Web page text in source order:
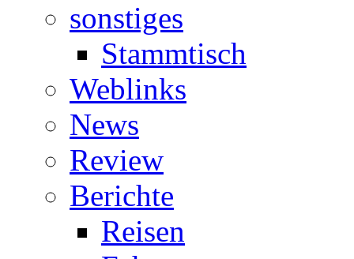
sonstiges
Stammtisch
Weblinks
News
Review
Berichte
Reisen